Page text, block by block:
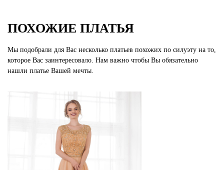
ПОХОЖИЕ ПЛАТЬЯ
Мы подобрали для Вас несколько платьев похожих по силуэту на то,
которое Вас заинтересовало. Нам важно чтобы Вы обязательно
нашли платье Вашей мечты.